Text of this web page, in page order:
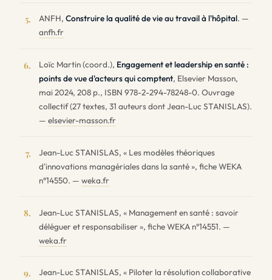
5. ANFH, Construire la qualité de vie au travail à l'hôpital. —
anfh.fr
6. Loïc Martin (coord.), Engagement et leadership en santé :
points de vue d'acteurs qui comptent, Elsevier Masson,
mai 2024, 208 p., ISBN 978-2-294-78248-0. Ouvrage
collectif (27 textes, 31 auteurs dont Jean-Luc STANISLAS).
— elsevier-masson.fr
7.
Jean-Luc STANISLAS, « Les modèles théoriques
d'innovations managériales dans la santé », fiche WEKA
n°14550. — weka.fr
8.
Jean-Luc STANISLAS, « Management en santé : savoir
déléguer et responsabiliser », fiche WEKA n°14551. —
weka.fr
9.
Jean-Luc STANISLAS, « Piloter la résolution collaborative